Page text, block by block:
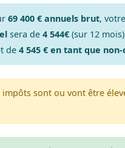
69 400 € annuels brut, votre
sera de 4 544€(sur 12
de 4 545 € en tant que
impôts sont ou vont être